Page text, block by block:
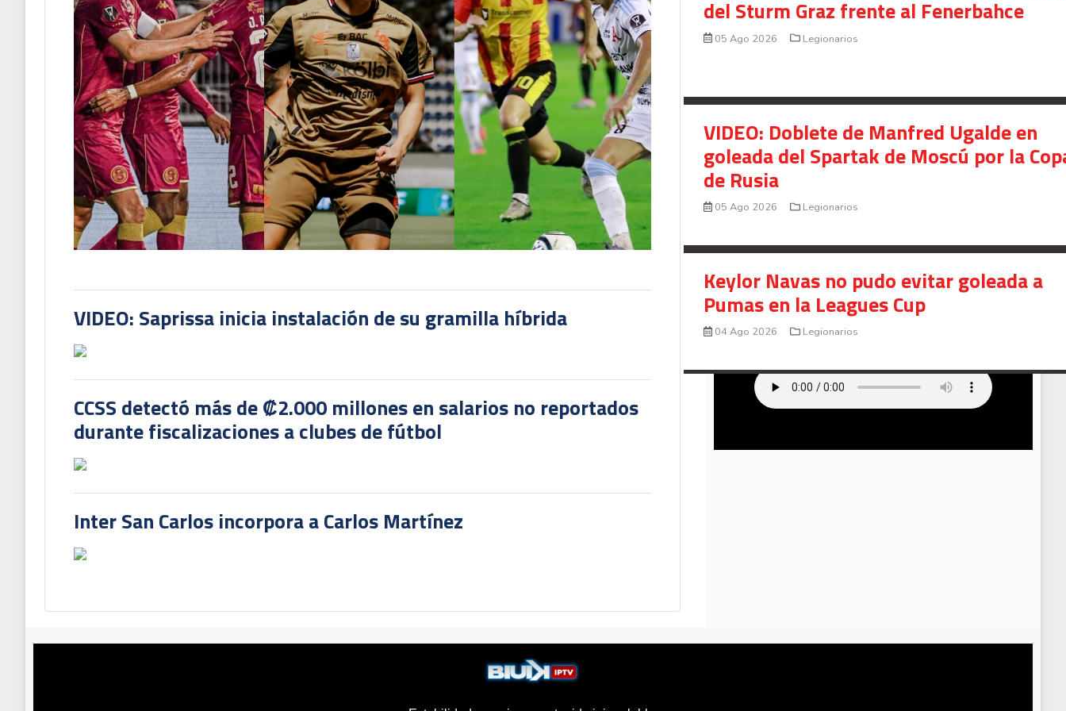
presunto fraude en bienes gananciales
Your Add Here !!
Señal en vivo:
Radio Actual
VIDEO: Saprissa inicia instalación de su gramilla híbrida
CCSS detectó más de ₡2.000 millones en salarios no reportados
durante fiscalizaciones a clubes de fútbol
Inter San Carlos incorpora a Carlos Martínez
del Sturm Graz frente al Fenerbahce
05 Ago 2026 Legionarios
VIDEO: Doblete de Manfred Ugalde en
goleada del Spartak de Moscú por la
de Rusia
05 Ago 2026 Legionarios
Keylor Navas no pudo evitar goleada a
Pumas en la Leagues Cup
04 Ago 2026 Legionarios